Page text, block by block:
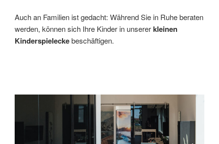
Auch an Familien ist gedacht: Während Sie in Ruhe beraten
werden, können sich Ihre Kinder in unsererkleinen
Kinderspieleckebeschäftigen.